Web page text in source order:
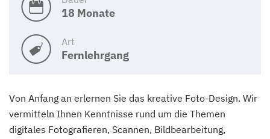
18 Monate
Art
Fernlehrgang
Von Anfang an erlernen Sie das kreative Foto-Design. Wir
vermitteln Ihnen Kenntnisse rund um die Themen
digitales Fotografieren, Scannen, Bildbearbeitung,